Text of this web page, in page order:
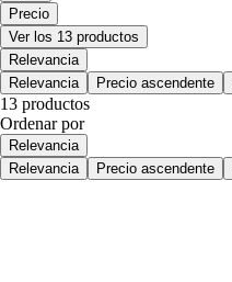
Precio
Ver los 13 productos
Relevancia
Relevancia
Precio ascendente
13 productos
Ordenar por
Relevancia
Relevancia
Precio ascendente